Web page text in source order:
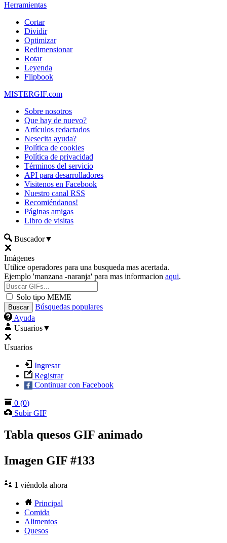
Herramientas
Cortar
Dividir
Optimizar
Redimensionar
Rotar
Leyenda
Flipbook
MISTERGIF.com
Sobre nosotros
Que hay de nuevo?
Artículos redactados
Nesecita ayuda?
Política de cookies
Política de privacidad
Términos del servicio
API para desarrolladores
Visitenos en Facebook
Nuestro canal RSS
Recomiéndanos!
Páginas amigas
Libro de visitas
Buscador▼
Imágenes
Utilice operadores para una busqueda mas acertada.
Ejemplo 'manzana -naranja' para mas informacion aqui.
Solo tipo MEME
Búsquedas populares
Ayuda
Usuarios▼
Usuarios
Ingresar
Registrar
Continuar con Facebook
0 (0)
Subir GIF
Tabla quesos GIF animado
Imagen GIF #133
1 viéndola ahora
Principal
Comida
Alimentos
Quesos